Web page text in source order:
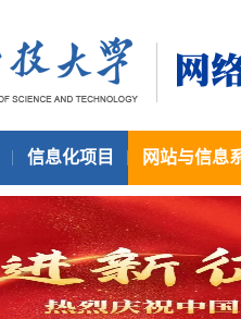
信息化项目 网站与信息